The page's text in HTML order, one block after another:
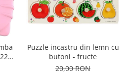
Puzzle incastru din lemn cu
butoni - fructe
20,00 RON